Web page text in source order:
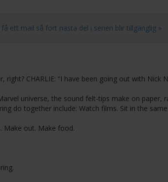
ett mail så fort nästa del i serien blir tillgänglig »
right? CHARLIE: “I have been going out with Nick
universe, the sound felt-tips make on paper,
do together include: Watch films. Sit in the
Make out. Make food.